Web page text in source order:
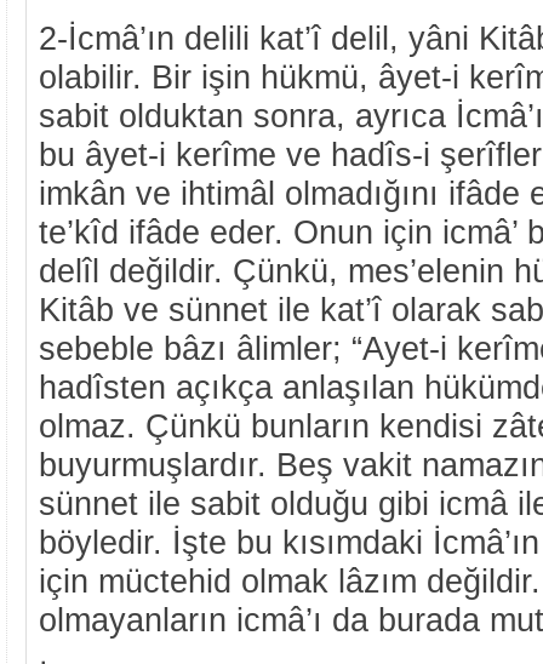
2-İcmâ’ın delili kat’î delil, yâni
olabilir. Bir işin hükmü, âyet-i
sabit olduktan sonra, ayrıca
bu âyet-i kerîme ve hadîs-i
imkân ve ihtimâl olmadığını ifâde
te’kîd ifâde eder. Onun için icmâ’
delîl değildir. Çünkü, mes’elenin
Kitâb ve sünnet ile kat’î olarak
sebeble bâzı âlimler; “Ayet-i
hadîsten açıkça anlaşılan
olmaz. Çünkü bunların kendisi
buyurmuşlardır. Beş vakit
sünnet ile sabit olduğu gibi icmâ
böyledir. İşte bu kısımdaki
için müctehid olmak lâzım
olmayanların icmâ’ı da burada